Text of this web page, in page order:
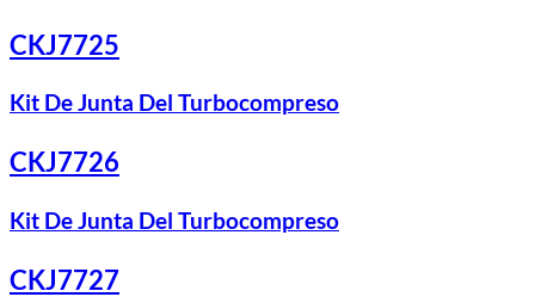
CKJ7725
Kit De Junta Del Turbocompreso
CKJ7726
Kit De Junta Del Turbocompreso
CKJ7727